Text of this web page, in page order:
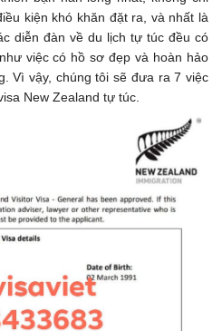
kiện khó khăn đặt ra, và nhất là
diễn đàn về du lịch tự túc đều có
việc có hồ sơ đẹp và hoàn hảo
Vì vậy, chúng tôi sẽ đưa ra 7 việc
New Zealand tự túc.